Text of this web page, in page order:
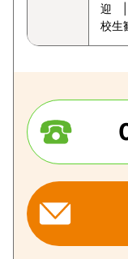
迎 |
校